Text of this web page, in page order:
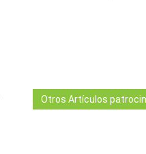
Otros Artículos